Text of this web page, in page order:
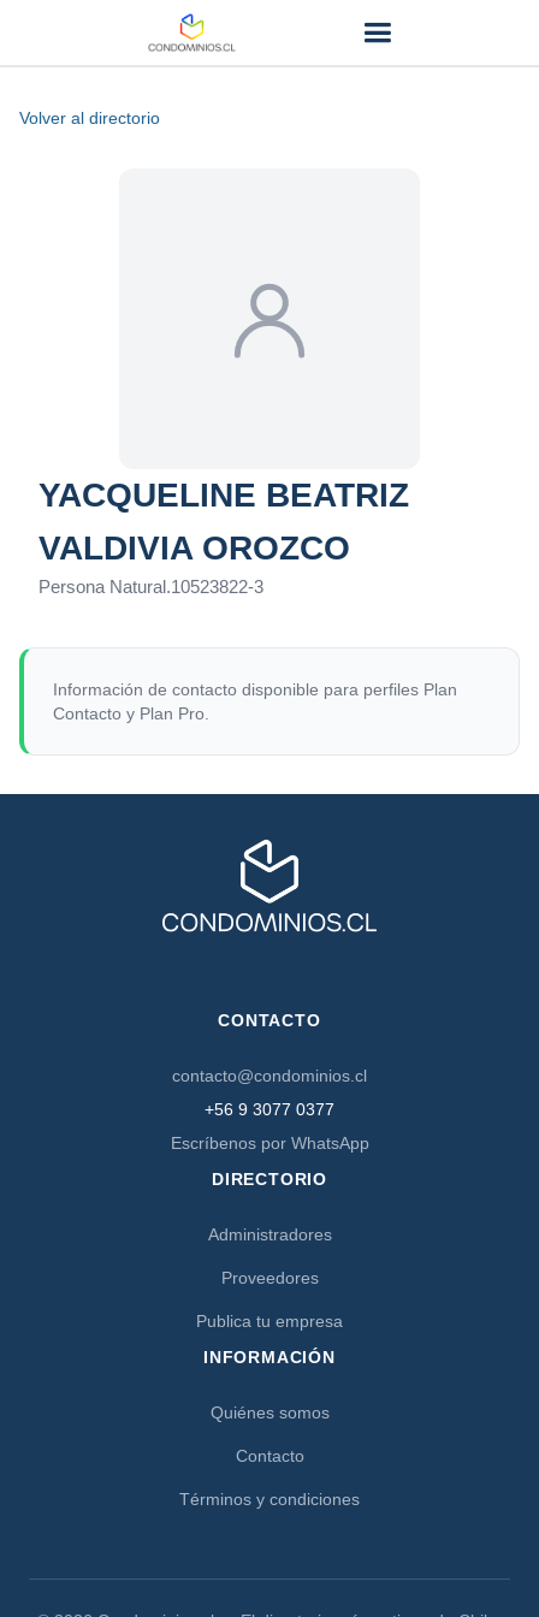
Volver al directorio
YACQUELINE BEATRIZ
VALDIVIA OROZCO
Persona Natural.10523822-3
Información de contacto disponible para perfiles Plan
Contacto y Plan Pro.
CONTACTO
contacto@condominios.cl
+56 9 3077 0377
Escríbenos por WhatsApp
DIRECTORIO
Administradores
Proveedores
Publica tu empresa
INFORMACIÓN
Quiénes somos
Contacto
Términos y condiciones